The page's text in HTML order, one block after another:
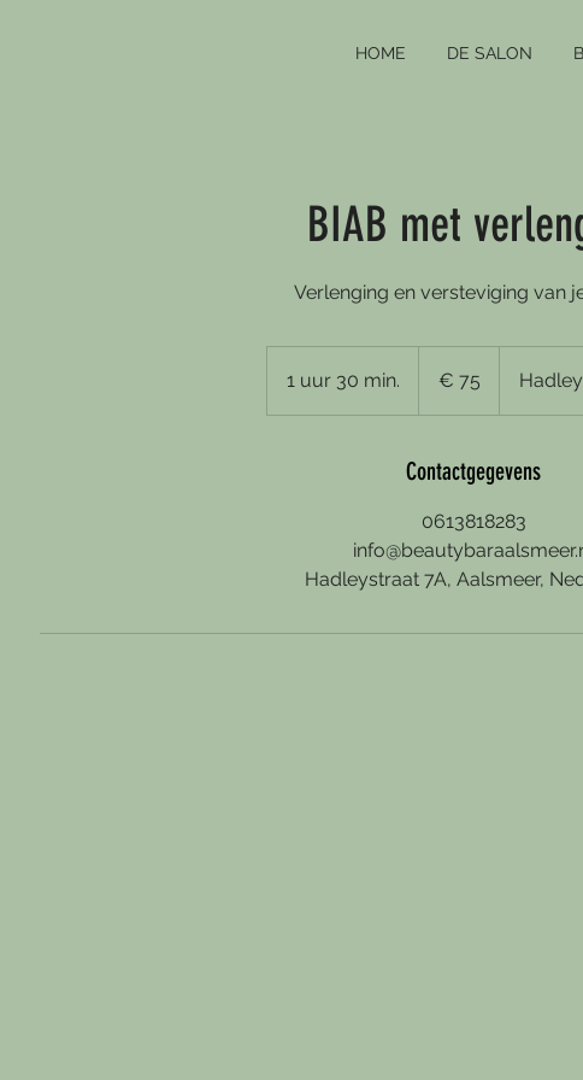
HOME DE SALON
BIAB met
Verlenging en versteviging van
1 uur 30 min.
u
3
i
n
€ 75
Contactgegevens
0613818283
Hadleystraat 7A, Aalsmeer,